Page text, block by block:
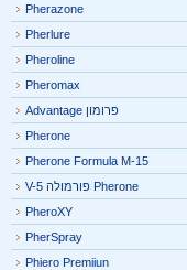
Pherazone
Pherlure
Pheroline
Pheromax
פרומון Advantage
Pherone
Pherone Formula M-15
Pherone פורמולה V-5
PheroXY
PherSpray
Phiero Premiiun